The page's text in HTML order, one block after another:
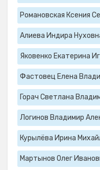
Романовская Ксения
Алиева Индира
Яковенко Екатерина
Фастовец Елена
Горач Светлана
Логинов Владимир
Курылёва Ирина
Мартынов Олег